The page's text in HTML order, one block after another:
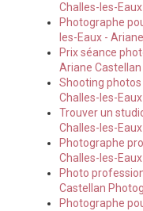
Challes-les-
Photographe
les-Eaux -
Prix séance
Ariane
Shooting
Challes-les-
Trouver un
Challes-les-
Photographe
Challes-les-
Photo
Castellan
Photographe